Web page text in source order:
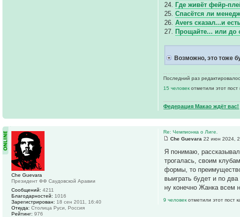
24. Где живёт фейр-
25.Спасётся ли
26.Avers сказал...и
27. Прощайте... или до
Возможно, это тоже
Последний раз
15 человекотметили этот пост
Федерация Макао ждёт вас!
Re: Чемпионка о Лиге.
Che Guevara 22 июн 2024,
Я понимаю,
трогалась, своим
формы, то
выиграть будет и по
ну конечно Жанка всем
9 человекотметили этот пост
Che Guevara
Президент ФФ Саудовской Аравии
Сообщений: 4211
Благодарностей: 1016
Зарегистрирован: 18 сен 2011, 16:40
Откуда: Столица Руси, Россия
Рейтинг: 976